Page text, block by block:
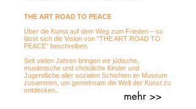
THE ART ROAD TO PEACE
Über die Kunst auf dem Weg zum Frieden – so
lässt sich die Vision von "THE ART ROAD TO
PEACE" beschreiben.
Seit vielen Jahren bringen wir jüdische,
muslimische und christliche Kinder und
Jugendliche aller sozialen Schichten im Museum
zusammen, um gemeinsam die Welt der Kunst zu
entdecken..
mehr >>